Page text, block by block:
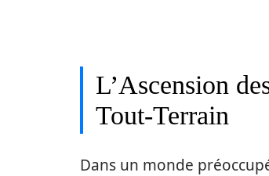
L’Ascension
Tout-Terrain
Dans un monde